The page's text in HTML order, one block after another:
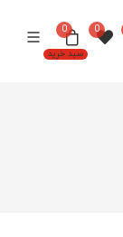
0
سبد خرید
0